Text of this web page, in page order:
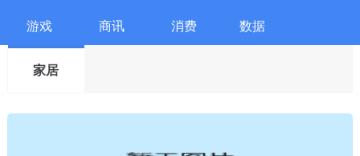
游戏 商讯 消费 数据
家居